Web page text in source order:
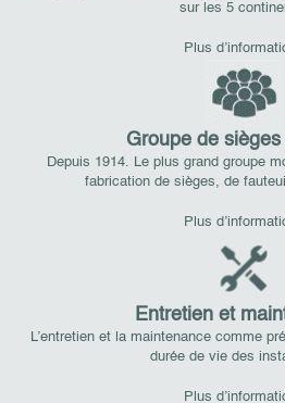
sur les 5
Plus
Groupe de
Depuis 1914. Le plus grand groupe
fabrication de sièges, de
Plus
Entretien et
L’entretien et la maintenance comme
durée de vie des
Plus